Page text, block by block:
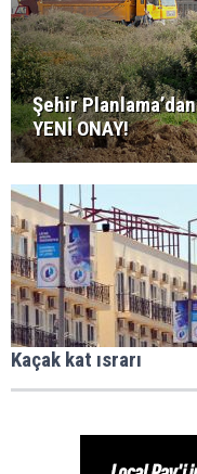
Şehir Planlama’dan
YENİ ONAY!
Kaçak kat ısrarı